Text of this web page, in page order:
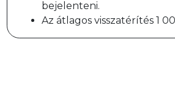
bejelenteni.
Az átlagos visszatérítés 1